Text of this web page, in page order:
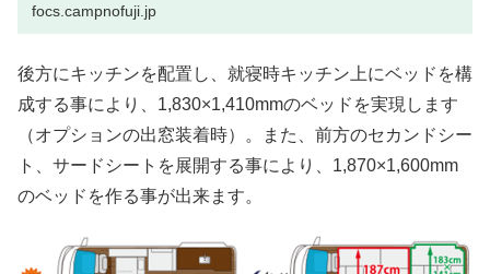
focs.campnofuji.jp
後方にキッチンを配置し、就寝時キッチン上にベッドを構
成する事により、1,830×1,410mmのベッドを実現します
（オプションの出窓装着時）。また、前方のセカンドシー
ト、サードシートを展開する事により、1,870×1,600mm
のベッドを作る事が出来ます。